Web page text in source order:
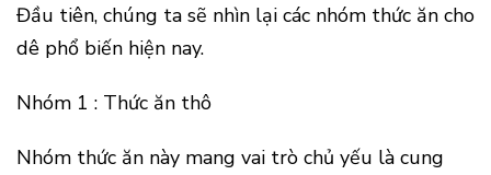
Đầu tiên, chúng ta sẽ nhìn lại các nhóm thức ăn cho
dê phổ biến hiện nay.
Nhóm 1 : Thức ăn thô
Nhóm thức ăn này mang vai trò chủ yếu là cung